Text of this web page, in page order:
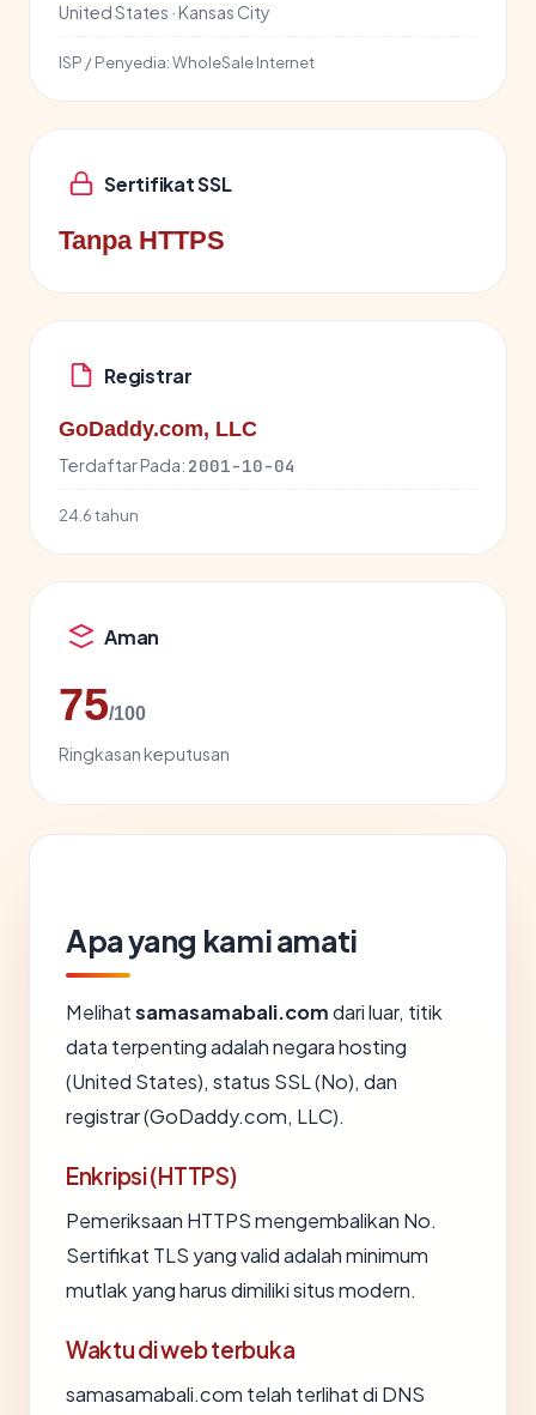
United States · Kansas City
ISP / Penyedia:WholeSale Internet
Sertifikat SSL
Tanpa HTTPS
Registrar
GoDaddy.com, LLC
Terdaftar Pada: 2001-10-04
24.6 tahun
Aman
75/100
Ringkasan keputusan
Apa yang kami amati
Melihatsamasamabali.comdari luar, titik
data terpenting adalah negara hosting
(United States), status SSL (No), dan
registrar (GoDaddy.com, LLC).
Enkripsi (HTTPS)
Pemeriksaan HTTPS mengembalikan No.
Sertifikat TLS yang valid adalah minimum
mutlak yang harus dimiliki situs modern.
Waktu di web terbuka
samasamabali.com telah terlihat di DNS